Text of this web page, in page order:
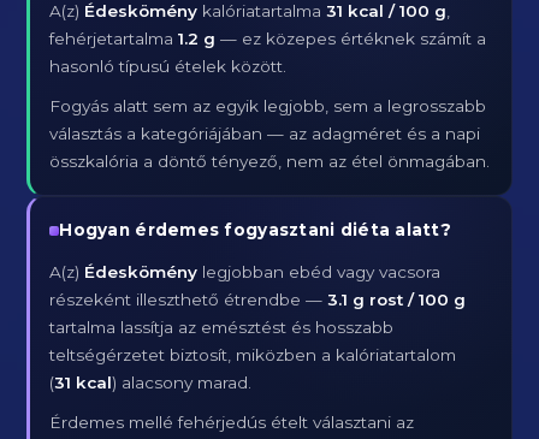
A(z) Édeskömény kalóriatartalma31 kcal / 100 g
fehérjetartalma1.2 g — ez közepes értéknek számít a
hasonló típusú ételek között.
Fogyás alatt sem az egyik legjobb, sem a legrosszabb
választás a kategóriájában — az adagméret és a napi
összkalória a döntő tényező, nem az étel önmagában.
Hogyan érdemes fogyasztani diéta alatt?
A(z) Édeskömény legjobban ebéd vagy vacsora
részeként illeszthető étrendbe —3.1 g rost / 100 g
tartalma lassítja az emésztést és hosszabb
teltségérzetet biztosít, miközben a kalóriatartalom
(31 kcal) alacsony marad.
Érdemes mellé fehérjedús ételt választani az